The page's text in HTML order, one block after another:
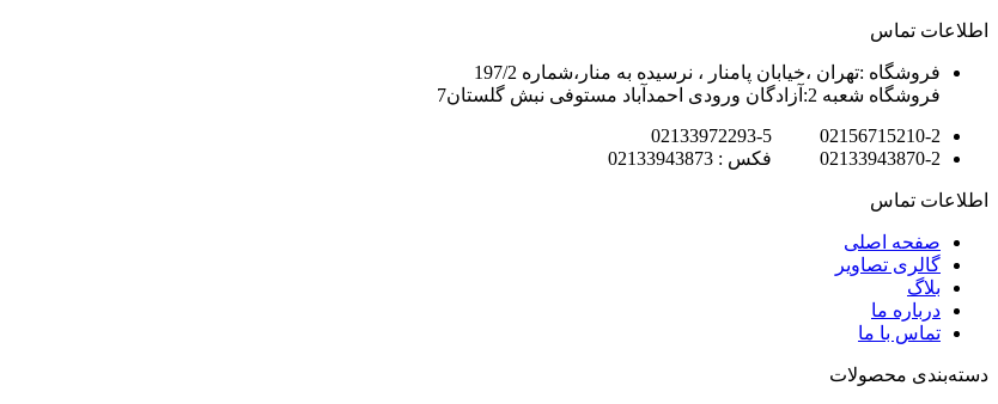
اطلاعات تماس
فروشگاه :تهران ،خیابان پامنار ، نرسیده به منار،شماره 197/2
فروشگاه شعبه 2:آزادگان ورودی احمدآباد مستوفی نبش گلستان7
02156715210-2 02133972293-5
02133943870-2 فکس : 02133943873
اطلاعات تماس
صفحه اصلی
گالری تصاویر
بلاگ
درباره ما
تماس با ما
دسته‌بندی محصولات